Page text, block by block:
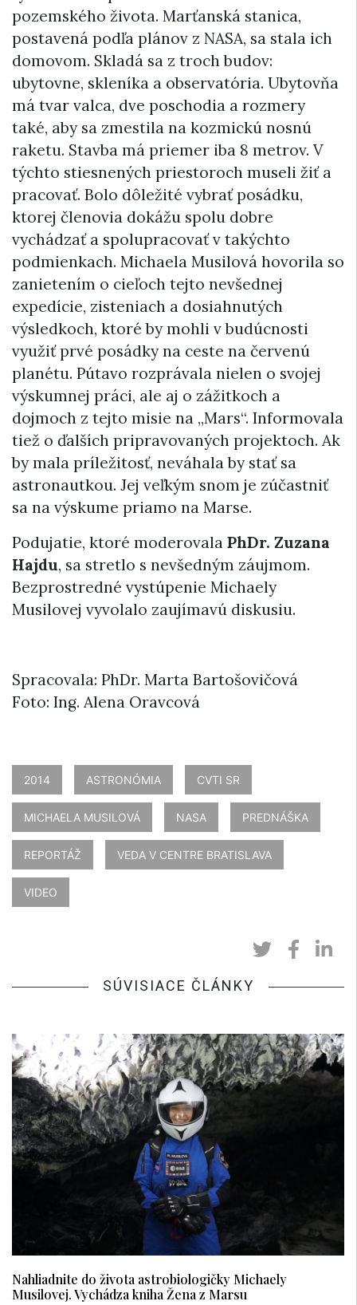
pozemského života. Marťanská stanica,
postavená podľa plánov z NASA, sa stala ich
domovom. Skladá sa z troch budov:
ubytovne, skleníka a observatória. Ubytovňa
má tvar valca, dve poschodia a rozmery
také, aby sa zmestila na kozmickú nosnú
raketu. Stavba má priemer iba 8 metrov. V
týchto stiesnených priestoroch museli žiť a
pracovať. Bolo dôležité vybrať posádku,
ktorej členovia dokážu spolu dobre
vychádzať a spolupracovať v takýchto
podmienkach. Michaela Musilová hovorila so
zanietením o cieľoch tejto nevšednej
expedície, zisteniach a dosiahnutých
výsledkoch, ktoré by mohli v budúcnosti
využiť prvé posádky na ceste na červenú
planétu. Pútavo rozprávala nielen o svojej
výskumnej práci, ale aj o zážitkoch a
dojmoch z tejto misie na „Mars“. Informovala
tiež o ďalších pripravovaných projektoch. Ak
by mala príležitosť, neváhala by stať sa
astronautkou. Jej veľkým snom je zúčastniť
sa na výskume priamo na Marse.
Podujatie, ktoré moderovala PhDr. Zuzana
Hajdu, sa stretlo s nevšedným záujmom.
Bezprostredné vystúpenie Michaely
Musilovej vyvolalo zaujímavú diskusiu.
Spracovala: PhDr. Marta Bartošovičová
Foto: Ing. Alena Oravcová
2014 ASTRONÓMIA CVTI SR
MICHAELA MUSILOVÁ NASA PREDNÁŠKA
REPORTÁŽ VEDA V CENTRE BRATISLAVA
VIDEO
SÚVISIACE ČLÁNKY
Nahliadnite do života astrobiologičky Michaely
Musilovej. Vychádza kniha Žena z Marsu